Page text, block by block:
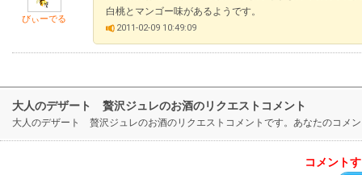
びぃーでる
白桃とマンゴー味があるようです。
2011-02-09 10:49:09
大人のデザート 贅沢ジュレのお酒のリクエストコメント
大人のデザート 贅沢ジュレのお酒のリクエストコメントです。あなたのコメ
コメント